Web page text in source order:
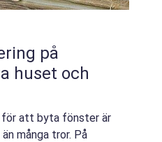
på
att byta fönster är
många tror. På